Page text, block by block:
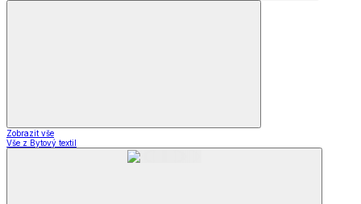
Zobrazit vše
Vše z Bytový textil